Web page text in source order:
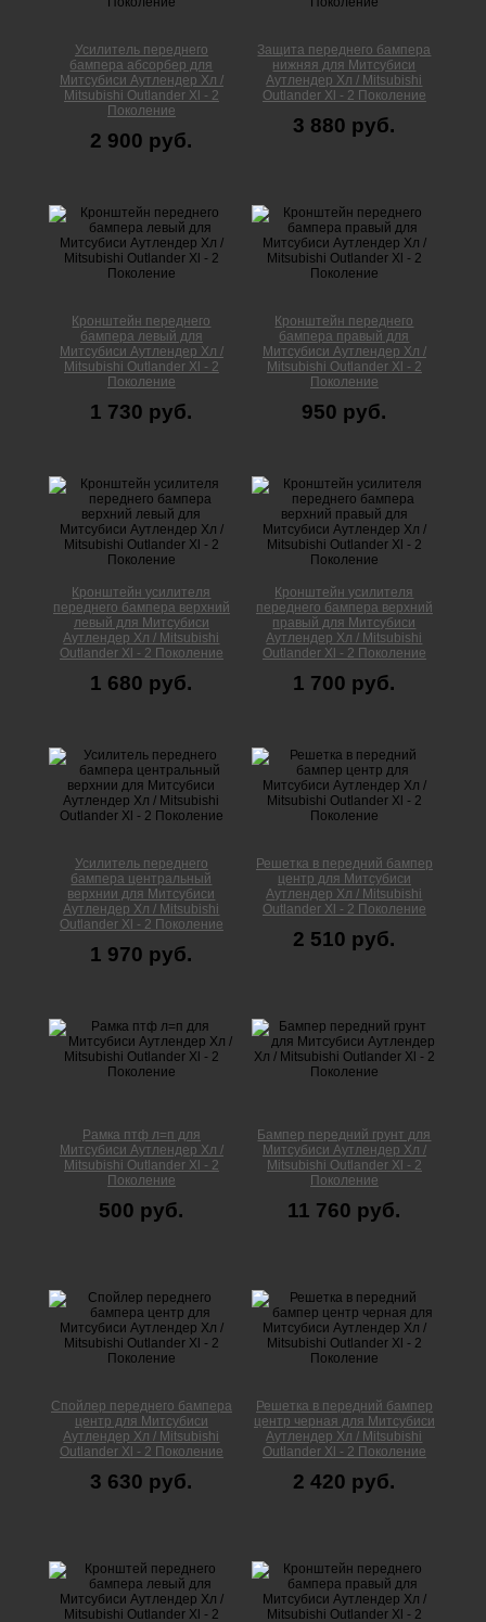
Усилитель переднего
бампера абсорбер для
Митсубиси Аутлендер Xл /
Mitsubishi Outlander Xl - 2
Поколение
2 900 руб.
Защита переднего бампера
нижняя для Митсубиси
Аутлендер Xл / Mitsubishi
Outlander Xl - 2 Поколение
3 880 руб.
Кронштейн переднего
бампера левый для
Митсубиси Аутлендер Xл /
Mitsubishi Outlander Xl - 2
Поколение
1 730 руб.
Кронштейн переднего
бампера правый для
Митсубиси Аутлендер Xл /
Mitsubishi Outlander Xl - 2
Поколение
950 руб.
Кронштейн усилителя
переднего бампера верхний
левый для Митсубиси
Аутлендер Xл / Mitsubishi
Outlander Xl - 2 Поколение
1 680 руб.
Кронштейн усилителя
переднего бампера верхний
правый для Митсубиси
Аутлендер Xл / Mitsubishi
Outlander Xl - 2 Поколение
1 700 руб.
Усилитель переднего
бампера центральный
верхнии для Митсубиси
Аутлендер Xл / Mitsubishi
Outlander Xl - 2 Поколение
1 970 руб.
Решетка в передний бампер
центр для Митсубиси
Аутлендер Xл / Mitsubishi
Outlander Xl - 2 Поколение
2 510 руб.
Рамка птф л=п для
Митсубиси Аутлендер Xл /
Mitsubishi Outlander Xl - 2
Поколение
500 руб.
Бампер передний грунт для
Митсубиси Аутлендер Xл /
Mitsubishi Outlander Xl - 2
Поколение
11 760 руб.
Спойлер переднего бампера
центр для Митсубиси
Аутлендер Xл / Mitsubishi
Outlander Xl - 2 Поколение
3 630 руб.
Решетка в передний бампер
центр черная для Митсубиси
Аутлендер Xл / Mitsubishi
Outlander Xl - 2 Поколение
2 420 руб.